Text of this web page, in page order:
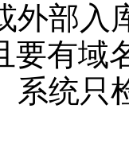
外部入
要有域
系统只